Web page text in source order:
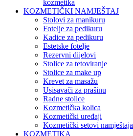
kozmetika
KOZMETIČKI NAMJEŠTAJ
Stolovi za manikuru
Fotelje za pedikuru
Kadice za pedikuru
Estetske fotelje
Rezervni dijelovi
Stolice za tetoviranje
Stolice za make up
Krevet za masažu
Usisavači za prašinu
Radne stolice
Kozmetička kolica
Kozmetički uređaji
Kozmetički setovi namještaja
KOZMETIKA